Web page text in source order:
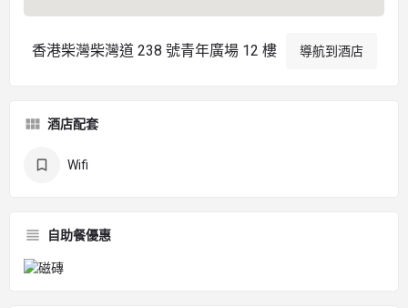
香港柴灣柴灣道 238 號青年廣場 12 樓 導航到酒店
酒店配套
Wifi
自助餐優惠